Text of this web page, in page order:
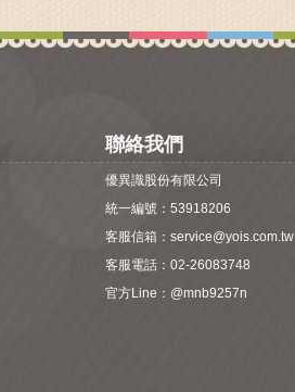
聯絡我們
優異識股份有限公司
統一編號：53918206
客服信箱： service@yois.com.tw
客服電話：02-26083748
官方Line： @mnb9257n